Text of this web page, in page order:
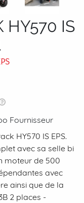
HY570 IS
Fournisseur
HY570 IS EPS.
avec sa selle bi
moteur de 500
avec
ainsi que de la
2 places -